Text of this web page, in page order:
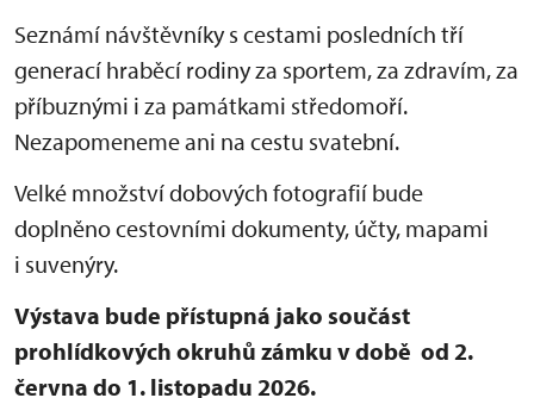
Seznámí návštěvníky s cestami posledních tří
generací hraběcí rodiny za sportem, za zdravím, za
příbuznými i za památkami středomoří.
Nezapomeneme ani na cestu svatební.
Velké množství dobových fotografií bude
doplněno cestovními dokumenty, účty, mapami
i suvenýry.
Výstava bude přístupná jako součást
prohlídkových okruhů zámku v době od 2.
června do 1. listopadu 2026.